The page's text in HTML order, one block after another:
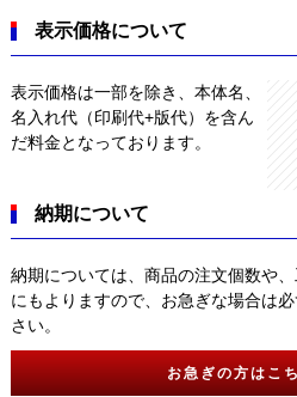
表示価格について
表示価格は一部を除き、本体名、
名入れ代（印刷代+版代）を含ん
だ料金となっております。
納期について
納期については、商品の注文個数や
にもよりますので、お急ぎな場合は
さい。
お急ぎの方はこ